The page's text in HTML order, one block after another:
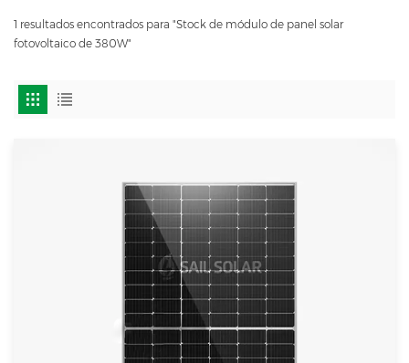
1 resultados encontrados para "Stock de módulo de panel solar
fotovoltaico de 380W"